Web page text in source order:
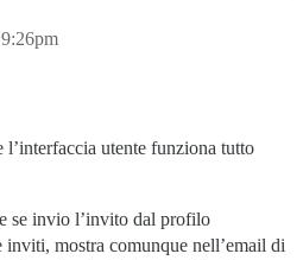
l’interfaccia utente funziona tutto
se invio l’invito dal profilo
inviti, mostra comunque nell’email di